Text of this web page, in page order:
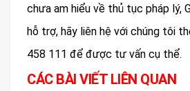
chưa am hiểu về thủ tục pháp lý,
hỗ trợ, hãy liên hệ với chúng tôi
458 111 để được tư vấn cụ thể.
CÁC BÀI VIẾT LIÊN QUAN